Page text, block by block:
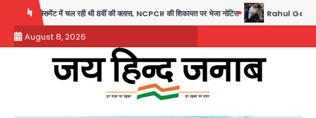
content
रही थी 8वीं की क्लास, NCPCR की शिकायत पर भेजा नोटिस Rahul Gandhi Prayagraj
August 8, 2026